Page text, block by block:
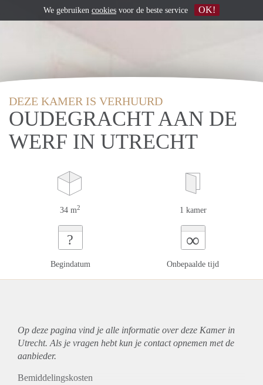
DEZE KAMER IS VERHUURD
OUDEGRACHT AAN DE
WERF IN UTRECHT
34 m2 1 kamer
?
Begindatum
∞
Onbepaalde tijd
Op deze pagina vind je alle informatie over deze Kamer in
Utrecht. Als je vragen hebt kun je contact opnemen met de
aanbieder.
Bemiddelingskosten
We gebruiken cookies voor de beste service OK!